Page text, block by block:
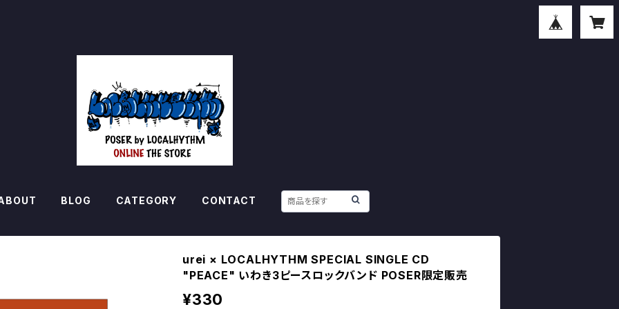
BLOG CATEGORY CONTACT
urei × LOCALHYTHM SPECIAL SINGLE CD
"PEACE" いわき3ピースロックバンド POSER限定販売
¥330